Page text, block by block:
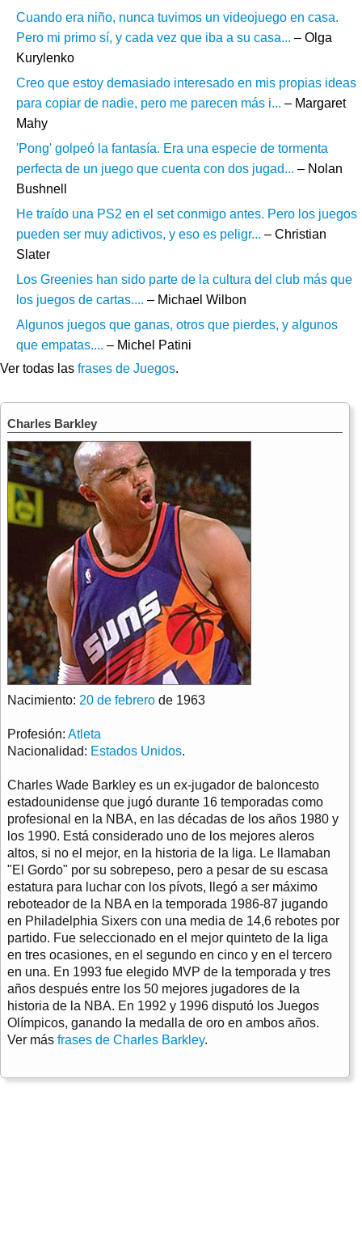
Cuando era niño, nunca tuvimos un videojuego en casa.
Pero mi primo sí, y cada vez que iba a su casa... – Olga
Kurylenko
Creo que estoy demasiado interesado en mis propias ideas
para copiar de nadie, pero me parecen más i... – Margaret
Mahy
'Pong' golpeó la fantasía. Era una especie de tormenta
perfecta de un juego que cuenta con dos jugad... – Nolan
Bushnell
He traído una PS2 en el set conmigo antes. Pero los juegos
pueden ser muy adictivos, y eso es peligr... – Christian
Slater
Los Greenies han sido parte de la cultura del club más que
los juegos de cartas.... – Michael Wilbon
Algunos juegos que ganas, otros que pierdes, y algunos
que empatas.... – Michel Patini
Ver todas las frases de Juegos.
Charles Barkley
Nacimiento: 20 de febrero de 1963
Profesión: Atleta
Nacionalidad: Estados Unidos.
Charles Wade Barkley es un ex-jugador de baloncesto
estadounidense que jugó durante 16 temporadas como
profesional en la NBA, en las décadas de los años 1980 y
los 1990. Está considerado uno de los mejores aleros
altos, si no el mejor, en la historia de la liga. Le llamaban
"El Gordo" por su sobrepeso, pero a pesar de su escasa
estatura para luchar con los pívots, llegó a ser máximo
reboteador de la NBA en la temporada 1986-87 jugando
en Philadelphia Sixers con una media de 14,6 rebotes por
partido. Fue seleccionado en el mejor quinteto de la liga
en tres ocasiones, en el segundo en cinco y en el tercero
en una. En 1993 fue elegido MVP de la temporada y tres
años después entre los 50 mejores jugadores de la
historia de la NBA. En 1992 y 1996 disputó los Juegos
Olímpicos, ganando la medalla de oro en ambos años.
Ver más frases de Charles Barkley.